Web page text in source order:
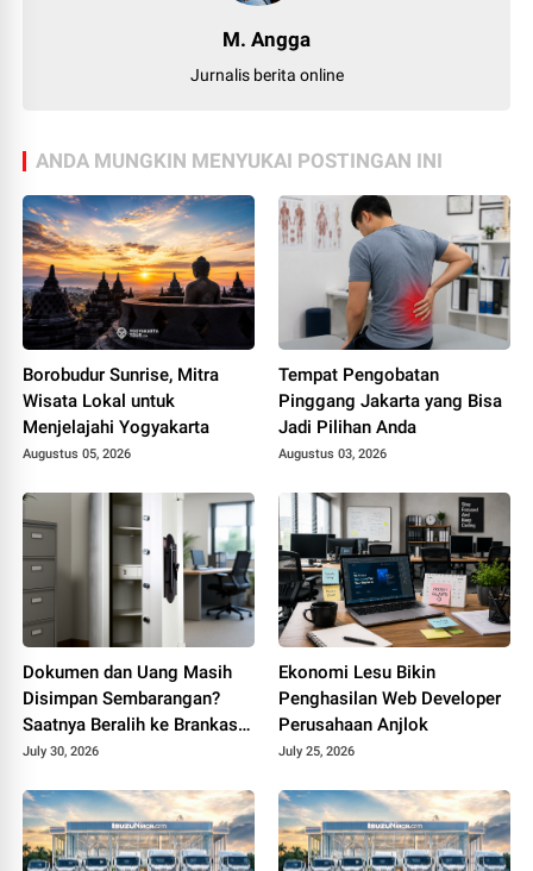
M. Angga
Jurnalis berita online
ANDA MUNGKIN MENYUKAI POSTINGAN INI
Borobudur Sunrise, Mitra
Wisata Lokal untuk
Menjelajahi Yogyakarta
Augustus 05, 2026
Tempat Pengobatan
Pinggang Jakarta yang Bisa
Jadi Pilihan Anda
Augustus 03, 2026
Dokumen dan Uang Masih
Disimpan Sembarangan?
Saatnya Beralih ke Brankas
Kantor
July 30, 2026
Ekonomi Lesu Bikin
Penghasilan Web Developer
Perusahaan Anjlok
July 25, 2026